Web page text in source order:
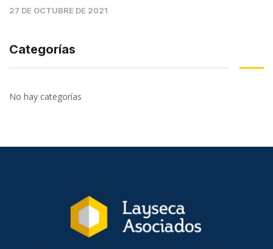
27 DE OCTUBRE DE 2021
Categorías
No hay categorías